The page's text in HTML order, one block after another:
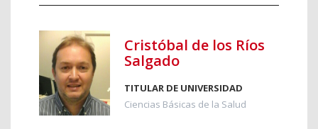
Cristóbal de los Ríos
Salgado
TITULAR DE UNIVERSIDAD
Ciencias Básicas de la Salud